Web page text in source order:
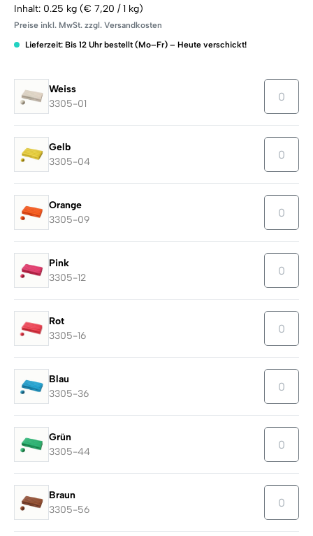
Inhalt: 0.25 kg (€ 7,20 / 1 kg)
Preise inkl. MwSt. zzgl. Versandkosten
Lieferzeit: Bis 12 Uhr bestellt (Mo–Fr) – Heute verschickt!
Weiss
3305-01
Gelb
3305-04
Orange
3305-09
Pink
3305-12
Rot
3305-16
Blau
3305-36
Grün
3305-44
Braun
3305-56